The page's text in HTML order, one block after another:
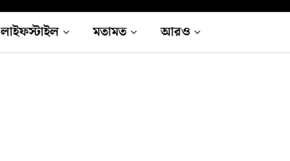
লাইফস্টাইল মতামত আরও